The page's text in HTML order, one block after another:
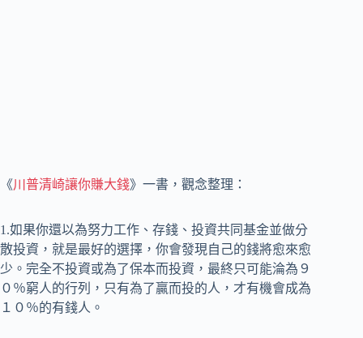
《川普清崎讓你賺大錢》一書，觀念整理：
1.如果你還以為努力工作、存錢、投資共同基金並做分
散投資，就是最好的選擇，你會發現自己的錢將愈來愈
少。完全不投資或為了保本而投資，最終只可能淪為９
０％窮人的行列，只有為了贏而投的人，才有機會成為
１０％的有錢人。